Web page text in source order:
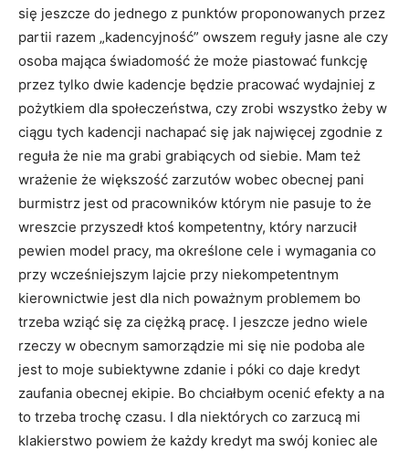
się jeszcze do jednego z punktów proponowanych przez
partii razem „kadencyjność” owszem reguły jasne ale czy
osoba mająca świadomość że może piastować funkcję
przez tylko dwie kadencje będzie pracować wydajniej z
pożytkiem dla społeczeństwa, czy zrobi wszystko żeby w
ciągu tych kadencji nachapać się jak najwięcej zgodnie z
reguła że nie ma grabi grabiących od siebie. Mam też
wrażenie że większość zarzutów wobec obecnej pani
burmistrz jest od pracowników którym nie pasuje to że
wreszcie przyszedł ktoś kompetentny, który narzucił
pewien model pracy, ma określone cele i wymagania co
przy wcześniejszym lajcie przy niekompetentnym
kierownictwie jest dla nich poważnym problemem bo
trzeba wziąć się za ciężką pracę. I jeszcze jedno wiele
rzeczy w obecnym samorządzie mi się nie podoba ale
jest to moje subiektywne zdanie i póki co daje kredyt
zaufania obecnej ekipie. Bo chciałbym ocenić efekty a na
to trzeba trochę czasu. I dla niektórych co zarzucą mi
klakierstwo powiem że każdy kredyt ma swój koniec ale